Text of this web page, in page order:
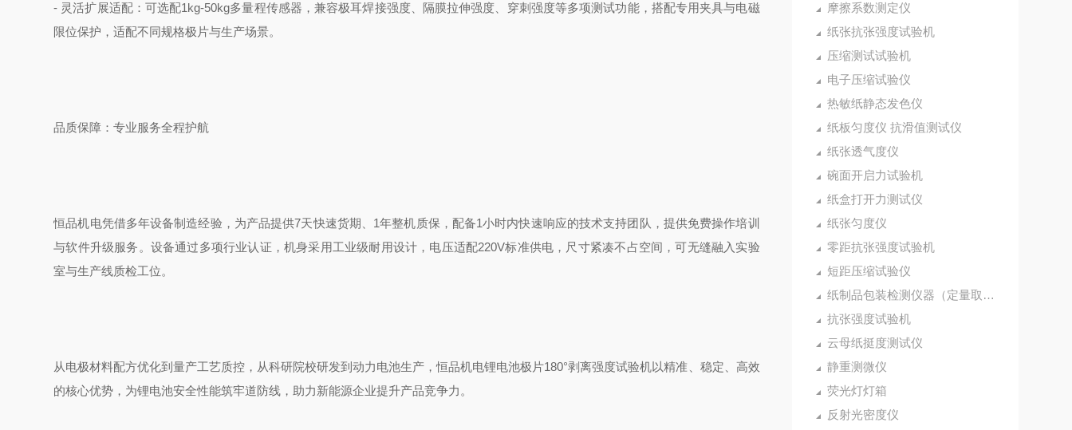
摩擦系数测定仪
纸张抗张强度试验机
压缩测试试验机
电子压缩试验仪
热敏纸静态发色仪
纸板匀度仪 抗滑值测试仪
纸张透气度仪
碗面开启力试验机
纸盒打开力测试仪
纸张匀度仪
零距抗张强度试验机
短距压缩试验仪
纸制品包装检测仪器（定量取样刀）
抗张强度试验机
云母纸挺度测试仪
静重测微仪
荧光灯灯箱
反射光密度仪
- 灵活扩展适配：可选配1kg-50kg多量程传感器，兼容极耳焊接强度、隔膜拉伸强度、穿刺强度等多项测试功能，搭配专用夹具与电磁
限位保护，适配不同规格极片与生产场景。
品质保障：专业服务全程护航
恒品机电凭借多年设备制造经验，为产品提供7天快速货期、1年整机质保，配备1小时内快速响应的技术支持团队，提供免费操作培训
与软件升级服务。设备通过多项行业认证，机身采用工业级耐用设计，电压适配220V标准供电，尺寸紧凑不占空间，可无缝融入实验
室与生产线质检工位。
从电极材料配方优化到量产工艺质控，从科研院校研发到动力电池生产，恒品机电锂电池极片180°剥离强度试验机以精准、稳定、高效
的核心优势，为锂电池安全性能筑牢道防线，助力新能源企业提升产品竞争力。